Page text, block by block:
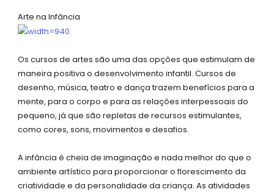
Arte na Infância
Os cursos de artes são uma das opções que estimulam de
maneira positiva o desenvolvimento infantil. Cursos de
desenho, música, teatro e dança trazem benefícios para a
mente, para o corpo e para as relações interpessoais do
pequeno, já que são repletas de recursos estimulantes,
como cores, sons, movimentos e desafios.
A infância é cheia de imaginação e nada melhor do que o
ambiente artístico para proporcionar o florescimento da
criatividade e da personalidade da criança. As atividades